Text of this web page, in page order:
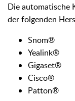
Die automatische
der folgenden
Snom®
Yealink®
Gigaset®
Cisco®
Patton®